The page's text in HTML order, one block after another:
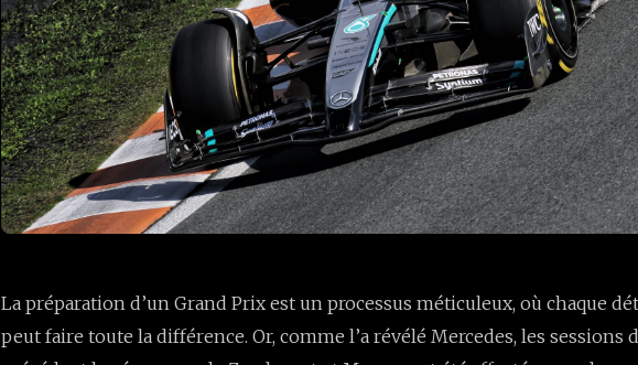
La préparation d’un Grand Prix est un processus méticuleux, où chaque
peut faire toute la différence. Or, comme l’a révélé Mercedes, les sessions